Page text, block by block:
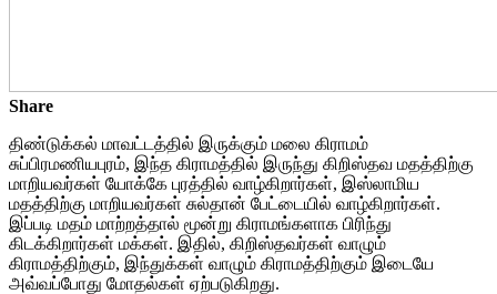
Share
திண்டுக்கல் மாவட்டத்தில் இருக்கும் மலை கிராமம்
சுப்பிரமணியபுரம், இந்த கிராமத்தில் இருந்து கிறிஸ்தவ மதத்திற்கு
மாறியவர்கள் யோக்கே புரத்தில் வாழ்கிறார்கள், இஸ்லாமிய
மதத்திற்கு மாறியவர்கள் சுல்தான் பேட்டையில் வாழ்கிறார்கள்.
இப்படி மதம் மாற்றத்தால் மூன்று கிராமங்களாக பிரிந்து
கிடக்கிறார்கள் மக்கள். இதில், கிறிஸ்தவர்கள் வாழும்
கிராமத்திற்கும், இந்துக்கள் வாழும் கிராமத்திற்கும் இடையே
அவ்வப்போது மோதல்கள் ஏற்படுகிறது.